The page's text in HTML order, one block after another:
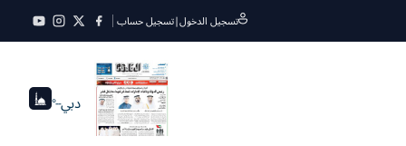
تسجيل الدخول|تسجيل حساب
دبي--°